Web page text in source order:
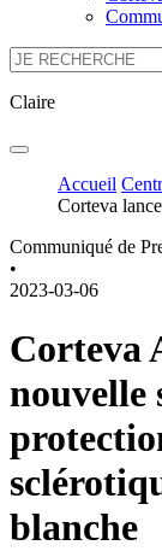
Claire
Accueil
Corteva
Communiqué de
•
2023-03-06
Corteva
nouvelle
blanche